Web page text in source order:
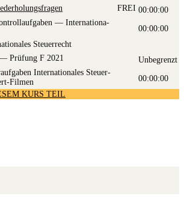
FREI 00:00:00
— Inter­na­tio­na­
00:00:00
Steuerrecht
Prü­fung F 2021
Unbegrenzt
Inter­na­tio­na­les Steu­er­
Filmen
00:00:00
KURS TEIL